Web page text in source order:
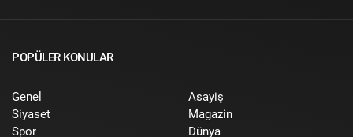
POPÜLER KONULAR
Genel
Siyaset
Spor
Asayiş
Magazin
Dünya